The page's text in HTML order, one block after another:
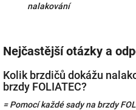
nalakování
Nejčastější otázky a
Kolik brzdičů dokážu
brzdy FOLIATEC?
= Pomocí každé sady na brzdy